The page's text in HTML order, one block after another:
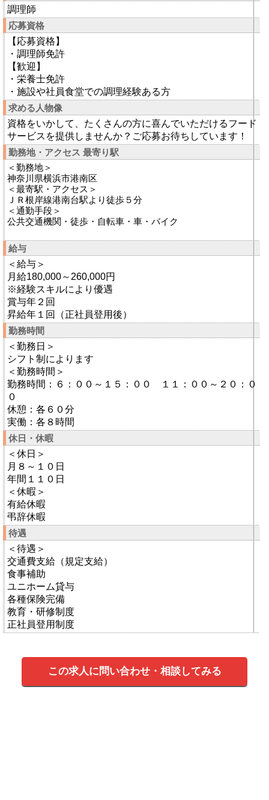
調理師
応募資格
【応募資格】
・調理師免許
【歓迎】
・栄養士免許
・施設や社員食堂での調理経験ある方
求める人物像
資格をいかして、たくさんの方に喜んでいただけるフード
サービスを提供しませんか？ご応募お待ちしています！
勤務地・アクセス 最寄り駅
＜勤務地＞
神奈川県横浜市港南区
＜最寄駅・アクセス＞
ＪＲ根岸線港南台駅より徒歩５分
＜通勤手段＞
公共交通機関・徒歩・自転車・車・バイク
給与
＜給与＞
月給180,000～260,000円
※経験スキルにより優遇
賞与年２回
昇給年１回（正社員登用後）
勤務時間
＜勤務日＞
シフト制によります
＜勤務時間＞
勤務時間：６：００～１５：００ １１：００～２０：０
０
休憩：各６０分
実働：各８時間
休日・休暇
＜休日＞
月８～１０日
年間１１０日
＜休暇＞
有給休暇
弔辞休暇
待遇
＜待遇＞
交通費支給（規定支給）
食事補助
ユニホーム貸与
各種保険完備
教育・研修制度
正社員登用制度
この求人に問い合わせ・相談してみる